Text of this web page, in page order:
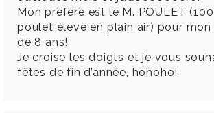
Mon préféré est le M. POULET
poulet élevé en plain air) pour
de 8 ans!
Je croise les doigts et je vous
fêtes de fin d’année, hohoho!